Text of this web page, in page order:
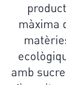
màxima
amb